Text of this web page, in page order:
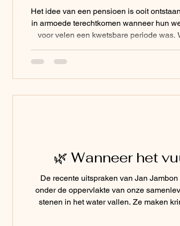
Het idee van een pensioen is ooit
in armoede terechtkomen wanneer hun
voor velen een kwetsbare periode was.
🌿 Wanneer het
De recente uitspraken van Jan
onder de oppervlakte van onze
stenen in het water vallen. Ze maken